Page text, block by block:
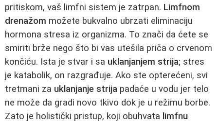
pritiskom, vaš limfni sistem je zatrpan. Limfnom
drenažom možete bukvalno ubrzati eliminaciju
hormona stresa iz organizma. To znači da ćete se
smiriti brže nego što bi vas utešila priča o crvenom
končiću. Ista je stvar i sa uklanjanjem strija; stres
je katabolik, on razgrađuje. Ako ste opterećeni, svi
tretmani za uklanjanje strija padaće u vodu jer telo
ne može da gradi novo tkivo dok je u režimu borbe.
Zato je holistički pristup, koji obuhvata limfnu